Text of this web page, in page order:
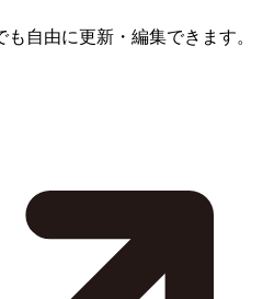
自由に更新・編集できます。